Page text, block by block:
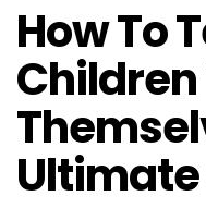
How To
Children